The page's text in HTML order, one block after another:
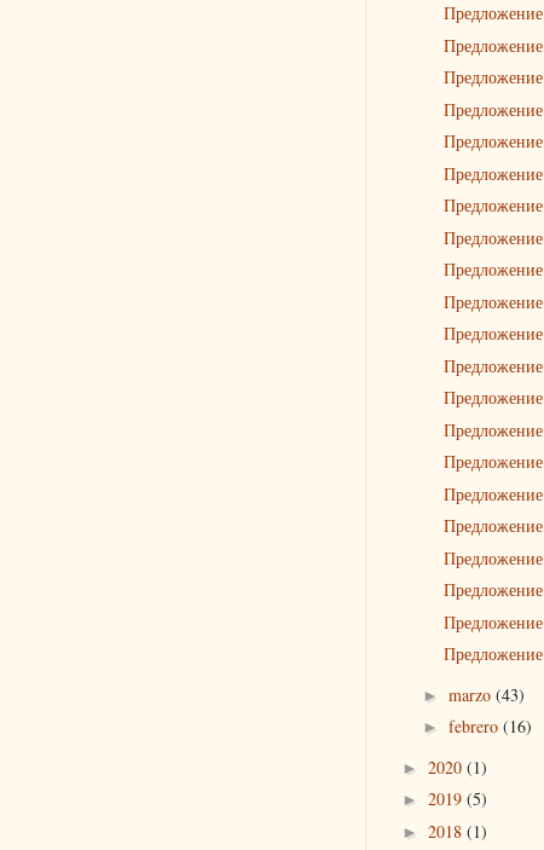
Предложение
Предложение
Предложение
Предложение
Предложение
Предложение
Предложение
Предложение
Предложение
Предложение
Предложение
Предложение
Предложение
Предложение
Предложение
Предложение
Предложение
Предложение
Предложение
Предложение
Предложение
► marzo (43)
► febrero (16)
► 2020 (1)
► 2019 (5)
► 2018 (1)